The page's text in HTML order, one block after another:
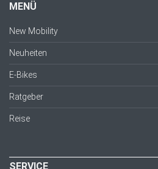
MENÜ
New Mobility
Neuheiten
E-Bikes
Ratgeber
Reise
SERVICE